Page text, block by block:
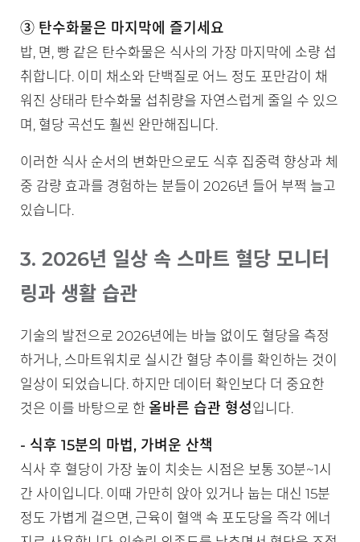
③ 탄수화물은 마지막에 즐기세요
밥, 면, 빵 같은 탄수화물은 식사의 가장 마지막에 소량 섭
취합니다. 이미 채소와 단백질로 어느 정도 포만감이 채
워진 상태라 탄수화물 섭취량을 자연스럽게 줄일 수 있으
며, 혈당 곡선도 훨씬 완만해집니다.
이러한 식사 순서의 변화만으로도 식후 집중력 향상과 체
중 감량 효과를 경험하는 분들이 2026년 들어 부쩍 늘고
있습니다.
3. 2026년 일상 속 스마트 혈당 모니터
링과 생활 습관
기술의 발전으로 2026년에는 바늘 없이도 혈당을 측정
하거나, 스마트워치로 실시간 혈당 추이를 확인하는 것이
일상이 되었습니다. 하지만 데이터 확인보다 더 중요한
것은 이를 바탕으로 한 올바른 습관 형성입니다.
- 식후 15분의 마법, 가벼운 산책
식사 후 혈당이 가장 높이 치솟는 시점은 보통 30분~1시
간 사이입니다. 이때 가만히 앉아 있거나 눕는 대신 15분
정도 가볍게 걸으면, 근육이 혈액 속 포도당을 즉각 에너